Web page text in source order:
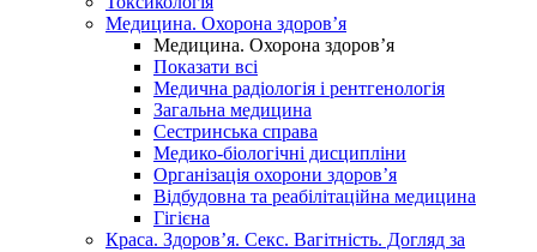
Медицина. Охорона здоров’я
Медицина. Охорона здоров’я
Показати всі
Медична радіологія і рентгенологія
Загальна медицина
Сестринська справа
Медико-біологічні дисципліни
Організація охорони здоров’я
Відбудовна та реабілітаційна медицина
Гігієна
Краса. Здоров’я. Секс. Вагітність. Догляд за